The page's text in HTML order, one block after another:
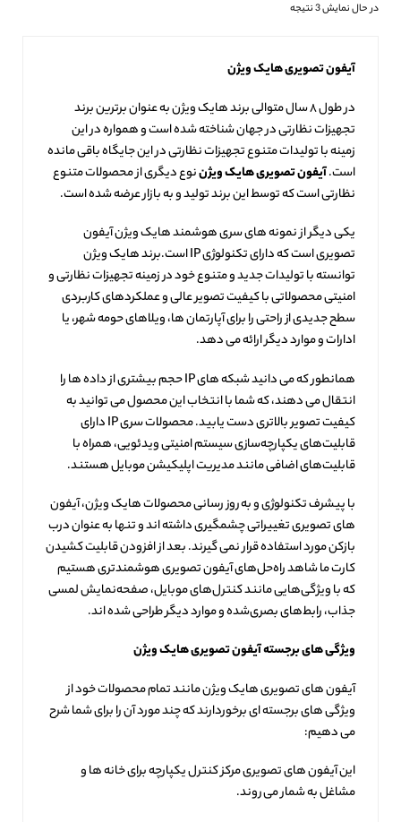
در حال نمایش 3 نتیجه
آیفون تصویری هایک ویژن
در طول ۸ سال متوالی برند هایک ویژن به عنوان برترین برند
تجهیزات نظارتی در جهان شناخته شده است و همواره در این
زمینه با تولیدات متنوع تجهیزات نظارتی در این جایگاه باقی مانده
است.آیفون تصویری هایک ویژننوع دیگری از محصولات متنوع
نظارتی است که توسط این برند تولید و به بازار عرضه شده است.
یکی دیگر از نمونه های سری هوشمند هایک ویژن آیفون
تصویری است که دارای تکنولوژی IP است.برند هایک ویژن
توانسته با تولیدات جدید و متنوع خود در زمینه تجهیزات نظارتی و
امنیتی محصولاتی با کیفیت تصویر عالی و عملکردهای کاربردی
سطح جدیدی از راحتی را برای آپارتمان ها، ویلاهای حومه شهر، یا
ادارات و موارد دیگر ارائه می دهد.
همانطور که می دانید شبکه های IP حجم بیشتری از داده ها را
انتقال می دهند، که شما با انتخاب این محصول می توانید به
کیفیت تصویر بالاتری دست یابید. محصولات سری IP دارای
قابلیت‌های یکپارچه‌سازی سیستم امنیتی ویدئویی، همراه با
قابلیت‌های اضافی مانند مدیریت اپلیکیشن موبایل هستند.
با پیشرف تکنولوژی و به روز رسانی محصولات هایک ویژن، آیفون
های تصویری تغییراتی چشمگیری داشته اند و تنها به عنوان درب
بازکن مورد استفاده قرار نمی گیرند. بعد از افزودن قابلیت کشیدن
کارت ما شاهد راه‌حل‌های آیفون تصویری هوشمندتری هستیم
که با ویژگی‌هایی مانند کنترل‌های موبایل، صفحه‌نمایش لمسی
جذاب، رابط‌های بصری‌شده و موارد دیگر طراحی شده اند.
ویژگی های برجسته آیفون تصویری هایک ویژن
آیفون های تصویری هایک ویژن مانند تمام محصولات خود از
ویژگی های برجسته ای برخوردارند که چند مورد آن را برای شما شرح
می دهیم:
این آیفون های تصویری مرکز کنترل یکپارچه برای خانه ها و
مشاغل به شمار می روند.